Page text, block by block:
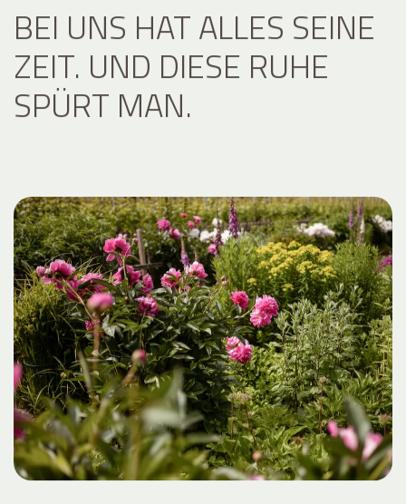
BEI UNS HAT ALLES SEINE
ZEIT. UND DIESE RUHE
SPÜRT MAN.